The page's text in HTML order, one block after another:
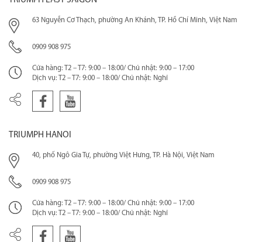
63 Nguyễn Cơ Thạch, phường An Khánh, TP. Hồ Chí Minh, Việt Nam
0909 908 975
Cửa hàng: T2 – T7: 9:00 – 18:00/ Chủ nhật: 9:00 – 17:00
Dịch vụ: T2 – T7: 9:00 – 18:00/ Chủ nhật: Nghỉ
TRIUMPH HANOI
40, phố Ngô Gia Tự, phường Việt Hưng, TP. Hà Nội, Việt Nam
0909 908 975
Cửa hàng: T2 – T7: 9:00 – 18:00/ Chủ nhật: 9:00 – 17:00
Dịch vụ: T2 – T7: 9:00 – 18:00/ Chủ nhật: Nghỉ